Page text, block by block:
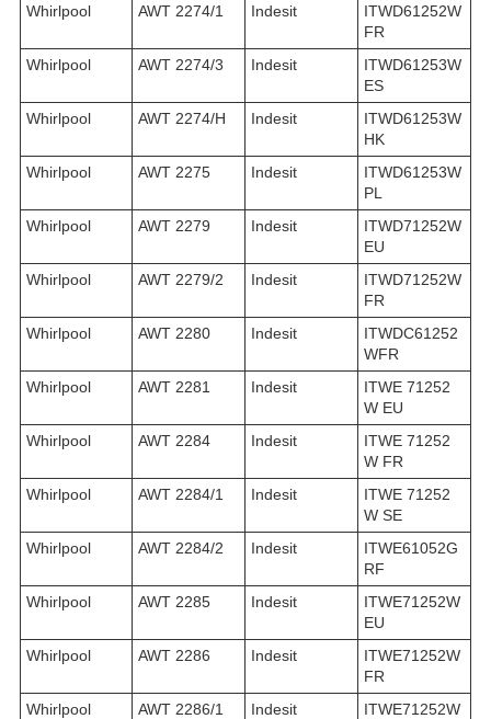
Whirlpool
AWT 2274/1 Indesit
ITWD61252W
FR
Whirlpool
AWT 2274/3 Indesit
ITWD61253W
ES
Whirlpool
AWT 2274/H Indesit
ITWD61253W
HK
Whirlpool
AWT 2275 Indesit
ITWD61253W
PL
Whirlpool
AWT 2279 Indesit
ITWD71252W
EU
Whirlpool
AWT 2279/2 Indesit
ITWD71252W
FR
Whirlpool
AWT 2280 Indesit
ITWDC61252
WFR
Whirlpool
AWT 2281 Indesit
ITWE 71252
W EU
Whirlpool
AWT 2284 Indesit
ITWE 71252
W FR
Whirlpool
AWT 2284/1 Indesit
ITWE 71252
W SE
Whirlpool
AWT 2284/2 Indesit
ITWE61052G
RF
Whirlpool
AWT 2285 Indesit
ITWE71252W
EU
Whirlpool
AWT 2286 Indesit
ITWE71252W
FR
Whirlpool
AWT 2286/1 Indesit
ITWE71252W